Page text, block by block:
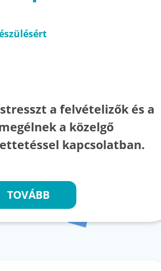
a felvételizők és a
a közelgő
kapcsolatban.
TOVÁBB